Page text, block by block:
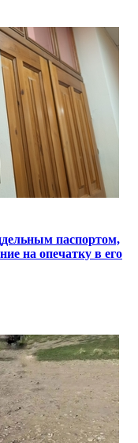
паспортом,
на опечатку в его